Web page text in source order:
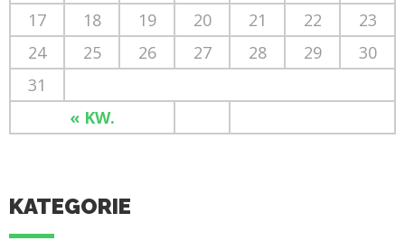
« KW.
17
18 19 20 21 22
23
24
25 26 27 28 29
30
31
KATEGORIE